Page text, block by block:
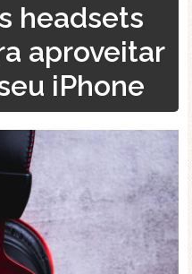
headsets
aproveitar
iPhone